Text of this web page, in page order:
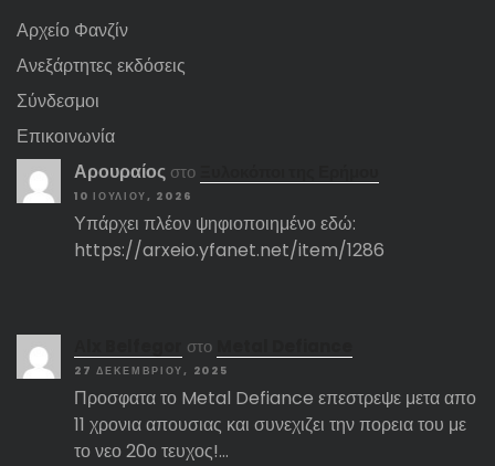
Αρχείο Φανζίν
Ανεξάρτητες εκδόσεις
Σύνδεσμοι
Επικοινωνία
Αρουραίος στο
10 ΙΟΥΛΊΟΥ, 2026
Υπάρχει πλέον ψηφιοποιημένο εδώ:
https://arxeio.yfanet.net/item/1286
στο
27 ΔΕΚΕΜΒΡΊΟΥ, 2025
Προσφατα το Metal Defiance επεστρεψε μετα απο
11 χρονια απουσιας και συνεχιζει την πορεια του με
το νεο 20ο τευχος!…